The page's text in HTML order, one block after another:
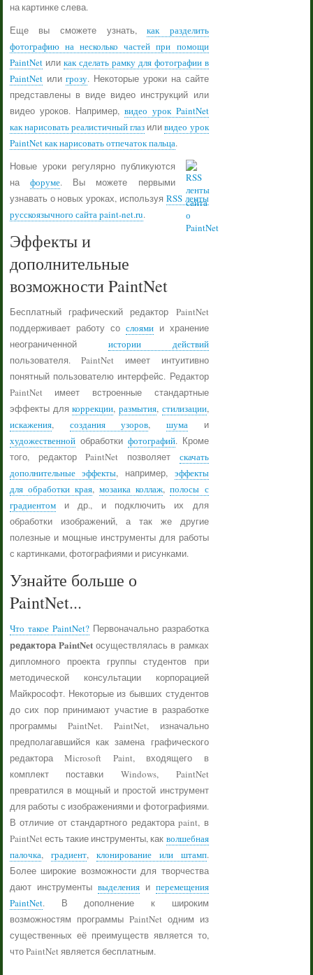
на картинке слева.
Еще вы сможете узнать,как разделить
фотографию на несколько частей при помощи
PaintNetили как сделать рамку для фотографии в
PaintNetилигрозу. Некоторые уроки на сайте
представлены в виде видео инструкций или
видео уроков. Например, видео урок PaintNet
как нарисовать реалистичный глаз иливидео урок
PaintNet как нарисовать отпечаток пальца.
Новые уроки регулярно публикуются
нафоруме. Вы можете первыми
узнавать о новых уроках, используя RSS ленты
русскоязычного сайта paint-net.ru.
Эффекты и
дополнительные
возможности PaintNet
Бесплатный графический редактор PaintNet
поддерживает работу со слоямии хранение
неограниченной истории действий
пользователя. PaintNet имеет интуитивно
понятный пользователю интерфейс. Редактор
PaintNet имеет встроенные стандартные
эффекты длякоррекции, размытия, стилизации,
искажения, создания узоров, шумаи
художественнойобработки фотографий. Кроме
того, редактор PaintNet позволяет скачать
дополнительные эффекты, например, эффекты
для обработки края,мозаика коллаж,полосы с
градиентоми др., и подключить их для
обработки изображений, а так же другие
полезные и мощные инструменты для работы
с картинками, фотографиями и рисунками.
Узнайте больше о
PaintNet...
Что такое PaintNet?Первоначально разработка
редактора PaintNet осуществлялась в рамках
дипломного проекта группы студентов при
методической консультации корпорацией
Майкрософт. Некоторые из бывших студентов
до сих пор принимают участие в разработке
программы PaintNet. PaintNet, изначально
предполагавшийся как замена графического
редактора Microsoft Paint, входящего в
комплект поставки Windows, PaintNet
превратился в мощный и простой инструмент
для работы с изображениями и фотографиями.
В отличие от стандартного редактора paint, в
PaintNet есть такие инструменты, как волшебная
палочка, градиент, клонирование или штамп.
Более широкие возможности для творчества
дают инструменты выделенияи перемещения
PaintNet. В дополнение к широким
возможностям программы PaintNet одним из
существенных её преимуществ является то,
что PaintNet является бесплатным.